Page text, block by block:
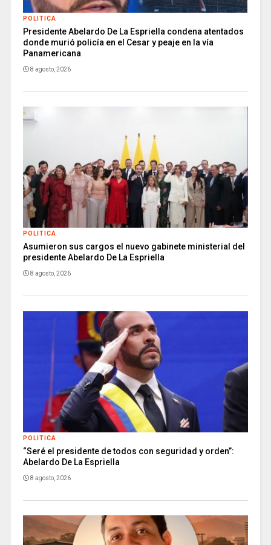
POLITICA
Presidente Abelardo De La Espriella condena atentados
donde murió policía en el Cesar y peaje en la vía
Panamericana
8 agosto, 2026
POLITICA
Asumieron sus cargos el nuevo gabinete ministerial del
presidente Abelardo De La Espriella
8 agosto, 2026
POLITICA
“Seré el presidente de todos con seguridad y orden”:
Abelardo De La Espriella
8 agosto, 2026